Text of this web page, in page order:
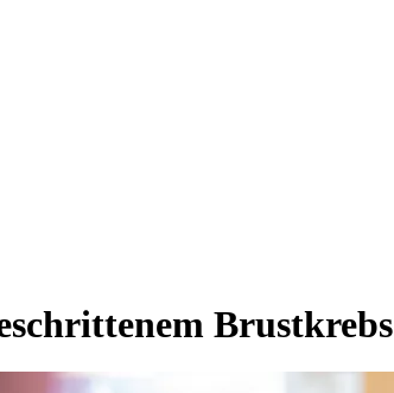
Brustkrebs